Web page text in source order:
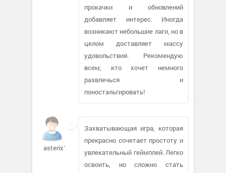
прокачки и обновлений
добавляет интерес. Иногда
возникают небольшие лаги, но в
целом доставляет массу
удовольствия. Рекомендую
всем, кто хочет немного
развлечься и
поностальгировать!
asterix16
Захватывающая игра, которая
прекрасно сочетает простоту и
увлекательный геймплей. Легко
освоить, но сложно стать